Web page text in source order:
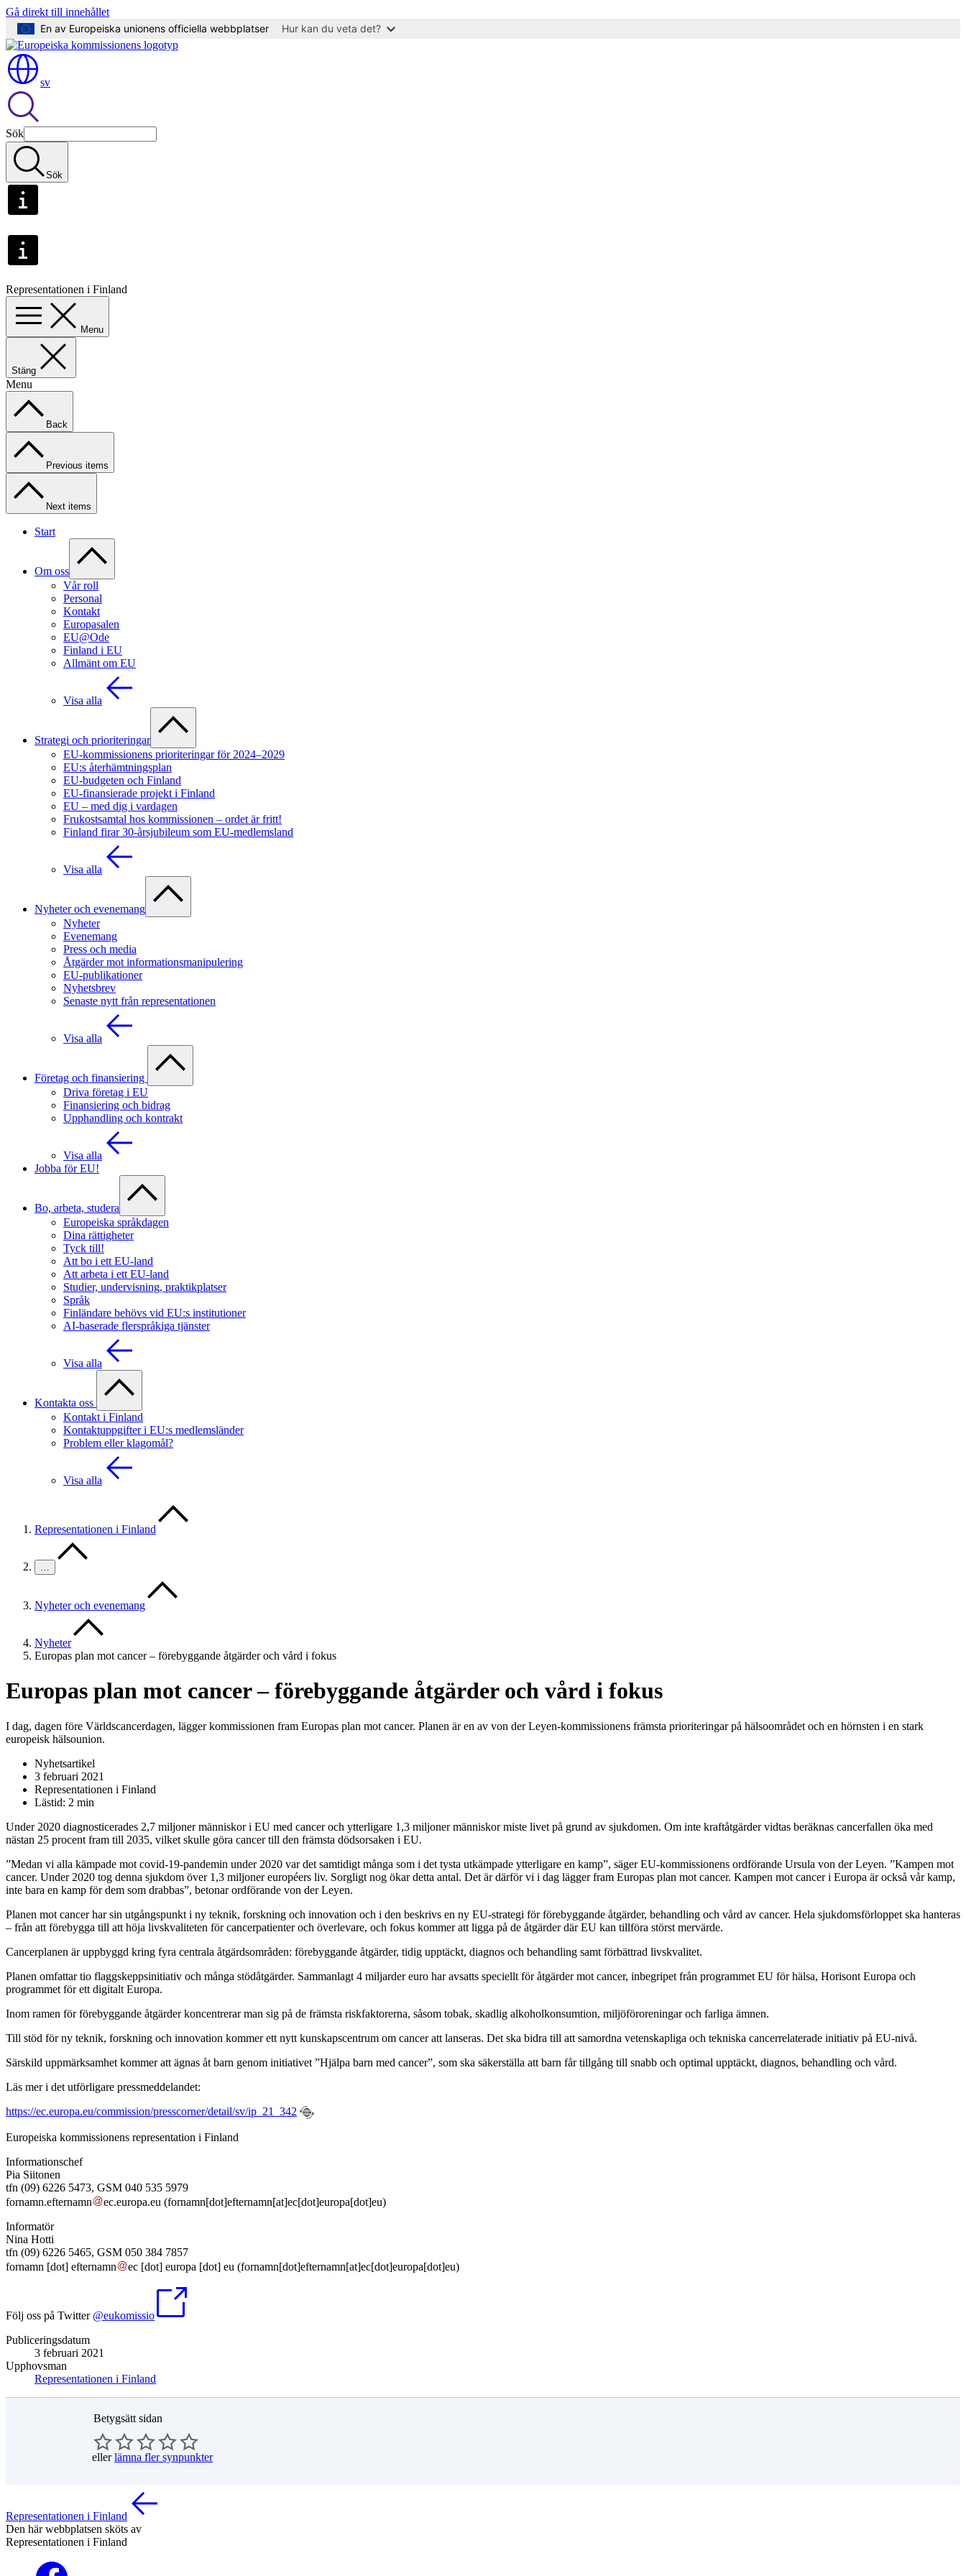
Gå direkt till innehållet
En av Europeiska unionens officiella webbplatser
Hur kan du veta det?
sv
Sök
Sök
Representationen i Finland
Menu
Stäng
Menu
Back
Previous items
Next items
Start
Om oss
Vår roll
Personal
Kontakt
Europasalen
EU@Ode
Finland i EU
Allmänt om EU
Visa alla
Strategi och prioriteringar
EU-kommissionens prioriteringar för 2024–2029
EU:s återhämtningsplan
EU-budgeten och Finland
EU-finansierade projekt i Finland
EU – med dig i vardagen
Frukostsamtal hos kommissionen – ordet är fritt!
Finland firar 30-årsjubileum som EU-medlemsland
Visa alla
Nyheter och evenemang
Nyheter
Evenemang
Press och media
Åtgärder mot informationsmanipulering
EU-publikationer
Nyhetsbrev
Senaste nytt från representationen
Visa alla
Företag och finansiering
Driva företag i EU
Finansiering och bidrag
Upphandling och kontrakt
Visa alla
Jobba för EU!
Bo, arbeta, studera
Europeiska språkdagen
Dina rättigheter
Tyck till!
Att bo i ett EU-land
Att arbeta i ett EU-land
Studier, undervisning, praktikplatser
Språk
Finländare behövs vid EU:s institutioner
AI-baserade flerspråkiga tjänster
Visa alla
Kontakta oss
Kontakt i Finland
Kontaktuppgifter i EU:s medlemsländer
Problem eller klagomål?
Visa alla
Representationen i Finland
…
Nyheter och evenemang
Nyheter
Europas plan mot cancer – förebyggande åtgärder och vård i fokus
Europas plan mot cancer – förebyggande åtgärder och vård i fokus
I dag, dagen före Världscancerdagen, lägger kommissionen fram Europas plan mot cancer. Planen är en av von der Leyen-kommissionens främsta prioriteringar på hälsoområdet och en hörnsten i en stark
europeisk hälsounion.
Nyhetsartikel
3 februari 2021
Representationen i Finland
Lästid: 2 min
Under 2020 diagnosticerades 2,7 miljoner människor i EU med cancer och ytterligare 1,3 miljoner människor miste livet på grund av sjukdomen. Om inte kraftåtgärder vidtas beräknas cancerfallen öka med
nästan 25 procent fram till 2035, vilket skulle göra cancer till den främsta dödsorsaken i EU.
”Medan vi alla kämpade mot covid-19-pandemin under 2020 var det samtidigt många som i det tysta utkämpade ytterligare en kamp”, säger EU-kommissionens ordförande Ursula von der Leyen. ”Kampen mot
cancer. Under 2020 tog denna sjukdom över 1,3 miljoner européers liv. Sorgligt nog ökar detta antal. Det är därför vi i dag lägger fram Europas plan mot cancer. Kampen mot cancer i Europa är också vår kamp,
inte bara en kamp för dem som drabbas”, betonar ordförande von der Leyen.
Planen mot cancer har sin utgångspunkt i ny teknik, forskning och innovation och i den beskrivs en ny EU-strategi för förebyggande åtgärder, behandling och vård av cancer. Hela sjukdomsförloppet ska hanteras
– från att förebygga till att höja livskvaliteten för cancerpatienter och överlevare, och fokus kommer att ligga på de åtgärder där EU kan tillföra störst mervärde.
Cancerplanen är uppbyggd kring fyra centrala åtgärdsområden: förebyggande åtgärder, tidig upptäckt, diagnos och behandling samt förbättrad livskvalitet.
Planen omfattar tio flaggskeppsinitiativ och många stödåtgärder. Sammanlagt 4 miljarder euro har avsatts speciellt för åtgärder mot cancer, inbegripet från programmet EU för hälsa, Horisont Europa och
programmet för ett digitalt Europa.
Inom ramen för förebyggande åtgärder koncentrerar man sig på de främsta riskfaktorerna, såsom tobak, skadlig alkoholkonsumtion, miljöföroreningar och farliga ämnen.
Till stöd för ny teknik, forskning och innovation kommer ett nytt kunskapscentrum om cancer att lanseras. Det ska bidra till att samordna vetenskapliga och tekniska cancerrelaterade initiativ på EU-nivå.
Särskild uppmärksamhet kommer att ägnas åt barn genom initiativet ”Hjälpa barn med cancer”, som ska säkerställa att barn får tillgång till snabb och optimal upptäckt, diagnos, behandling och vård.
Läs mer i det utförligare pressmeddelandet:
https://ec.europa.eu/commission/presscorner/detail/sv/ip_21_342
Europeiska kommissionens representation i Finland
Informationschef
Pia Siitonen
tfn (09) 6226 5473, GSM 040 535 5979
fornamn.efternamn ec.europa.eu (fornamn[dot]efternamn[at]ec[dot]europa[dot]eu)
Informatör
Nina Hotti
tfn (09) 6226 5465, GSM 050 384 7857
fornamn [dot] efternamn ec [dot] europa [dot] eu (fornamn[dot]efternamn[at]ec[dot]europa[dot]eu)
Följ oss på Twitter @eukomissio
Publiceringsdatum
3 februari 2021
Upphovsman
Representationen i Finland
Betygsätt sidan
ellerlämna fler synpunkter
Representationen i Finland
Den här webbplatsen sköts av
Representationen i Finland